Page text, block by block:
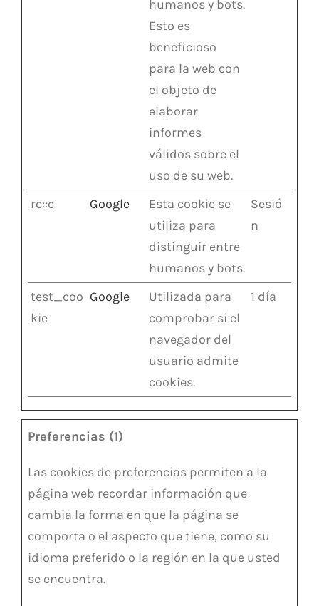
humanos y bots.
Esto es
beneficioso
para la web con
el objeto de
elaborar
informes
válidos sobre el
uso de su web.
rc::c Google
Esta cookie se
utiliza para
distinguir entre
humanos y bots.
Sesió
n
test_coo
kie
Google
Utilizada para
comprobar si el
navegador del
usuario admite
cookies.
1 día
Preferencias (1)
Las cookies de preferencias permiten a la
página web recordar información que
cambia la forma en que la página se
comporta o el aspecto que tiene, como su
idioma preferido o la región en la que usted
se encuentra.